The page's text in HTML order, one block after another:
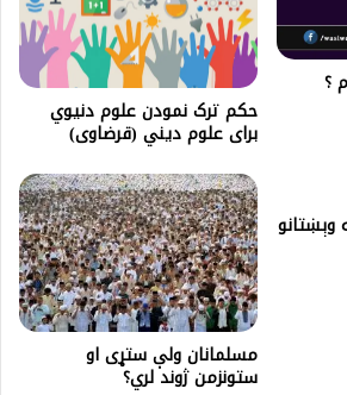
؟
حكم ترک نمودن علوم دنیوي
برای علوم دیني (قرضاوى)
مسلمانان ولې ستړی او
ستونزمن ژوند لري؟